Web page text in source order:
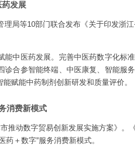
药发展
局等10部门联合发布《关于印发浙
能中医药发展。完善中医药数字化标
诊合参智能终端、中医康复、智能服
赋能中药制剂创新研发和质量评价。
消费新模式
推动数字贸易创新发展实施方案》。
＋数字”服务消费新模式。